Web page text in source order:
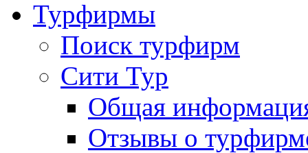
Турфирмы
Поиск турфирм
Сити Тур
Общая
Отзывы о